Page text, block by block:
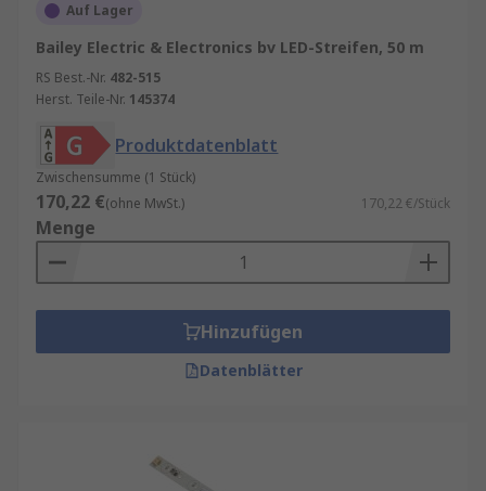
Auf Lager
Bailey Electric & Electronics bv LED-Streifen, 50 m
RS Best.-Nr. 482-515
Herst. Teile-Nr. 145374
Produktdatenblatt
Zwischensumme (1 Stück)
170,22 €(ohne MwSt.) 170,22 €/Stück
Menge
Hinzufügen
Datenblätter